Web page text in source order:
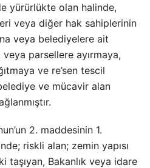
yürürlükte olan halinde,
veya diğer hak sahiplerinin
veya belediyelere ait
parsellere ayırmaya,
ve re’sen tescil
ve mücavir alan
2. maddesinin 1.
riskli alan; zemin yapısı
taşıyan, Bakanlık veya idare